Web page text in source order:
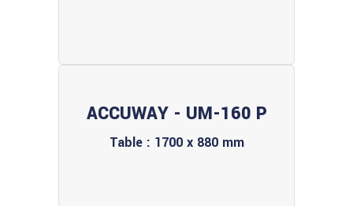
ACCUWAY - UM-160 P
Table : 1700 x 880 mm